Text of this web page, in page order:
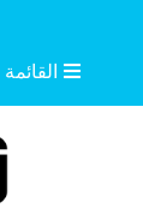
القائمة